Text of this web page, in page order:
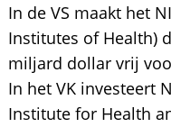
In de VS maakt het
Institutes of Health)
miljard dollar vrij
In het VK investeert
Institute for Health